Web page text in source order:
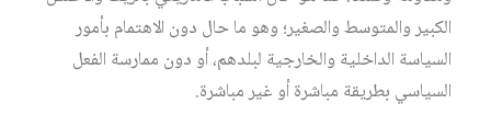
الكبير والمتوسط والصغير؛ وهو ما حال دون الاهتمام بأمور
السياسة الداخلية والخارجية لبلدهم، أو دون ممارسة الفعل
السياسي بطريقة مباشرة أو غير مباشرة.